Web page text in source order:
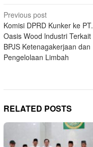
Post
navigation
Previous post
Komisi DPRD Kunker ke PT.
Oasis Wood lndustri Terkait
BPJS Ketenagakerjaan dan
Pengelolaan Limbah
RELATED POSTS